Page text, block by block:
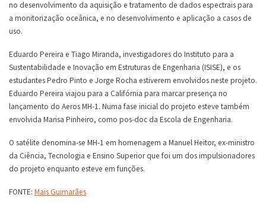
no desenvolvimento da aquisição e tratamento de dados espectrais para
a monitorização oceânica, e no desenvolvimento e aplicação a casos de
uso.
Eduardo Pereira e Tiago Miranda, investigadores do Instituto para a
Sustentabilidade e Inovação em Estruturas de Engenharia (ISISE), e os
estudantes Pedro Pinto e Jorge Rocha estiverem envolvidos neste projeto.
Eduardo Pereira viajou para a Califórnia para marcar presença no
lançamento do Aeros MH-1. Numa fase inicial do projeto esteve também
envolvida Marisa Pinheiro, como pos-doc da Escola de Engenharia.
O satélite denomina-se MH-1 em homenagem a Manuel Heitor, ex-ministro
da Ciência, Tecnologia e Ensino Superior que foi um dos impulsionadores
do projeto enquanto esteve em funções.
FONTE: Mais Guimarães